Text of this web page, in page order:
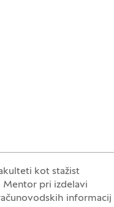
kot stažist
Mentor pri izdelavi
informacij